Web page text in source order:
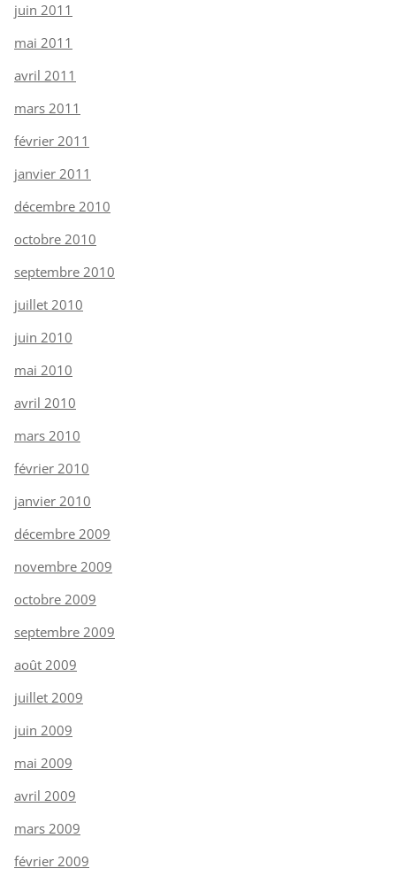
juin 2011
mai 2011
avril 2011
mars 2011
février 2011
janvier 2011
décembre 2010
octobre 2010
septembre 2010
juillet 2010
juin 2010
mai 2010
avril 2010
mars 2010
février 2010
janvier 2010
décembre 2009
novembre 2009
octobre 2009
septembre 2009
août 2009
juillet 2009
juin 2009
mai 2009
avril 2009
mars 2009
février 2009